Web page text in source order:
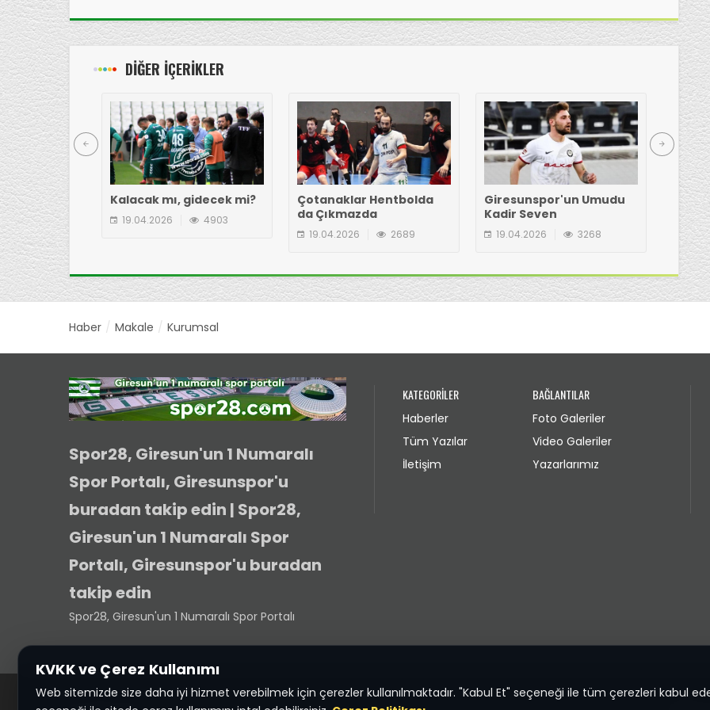
KVKK ve Çerez Kullanımı
Web sitemizde size daha iyi hizmet verebilmek için çerezler kullanılmaktadır. "Kabul Et" seçeneği ile tüm çerezleri kabul
DİĞER İÇERİKLER
Kalacak mı, gidecek mi?
19.04.2026 4903
Çotanaklar Hentbolda
da Çıkmazda
19.04.2026 2689
Giresunspor'un Umudu
Kadir Seven
19.04.2026 3268
mı?
Haber Makale Kurumsal
Spor28, Giresun'un 1 Numaralı
Spor Portalı, Giresunspor'u
buradan takip edin | Spor28,
Giresun'un 1 Numaralı Spor
Portalı, Giresunspor'u buradan
takip edin
Spor28, Giresun'un 1 Numaralı Spor Portalı
KATEGORİLER
Haberler
Tüm Yazılar
İletişim
BAĞLANTILAR
Foto Galeriler
Video Galeriler
Yazarlarımız